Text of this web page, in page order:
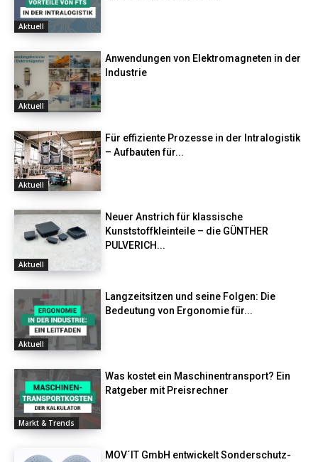
Aktuell
Aktuell
Anwendungen von Elektromagneten in der
Industrie
Aktuell
Für effiziente Prozesse in der Intralogistik
– Aufbauten für...
Aktuell
Neuer Anstrich für klassische
Kunststoffkleinteile – die GÜNTHER
PULVERICH...
Aktuell
Langzeitsitzen und seine Folgen: Die
Bedeutung von Ergonomie für...
Markt & Trends
Was kostet ein Maschinentransport? Ein
Ratgeber mit Preisrechner
MOV´IT GmbH entwickelt Sonderschutz-